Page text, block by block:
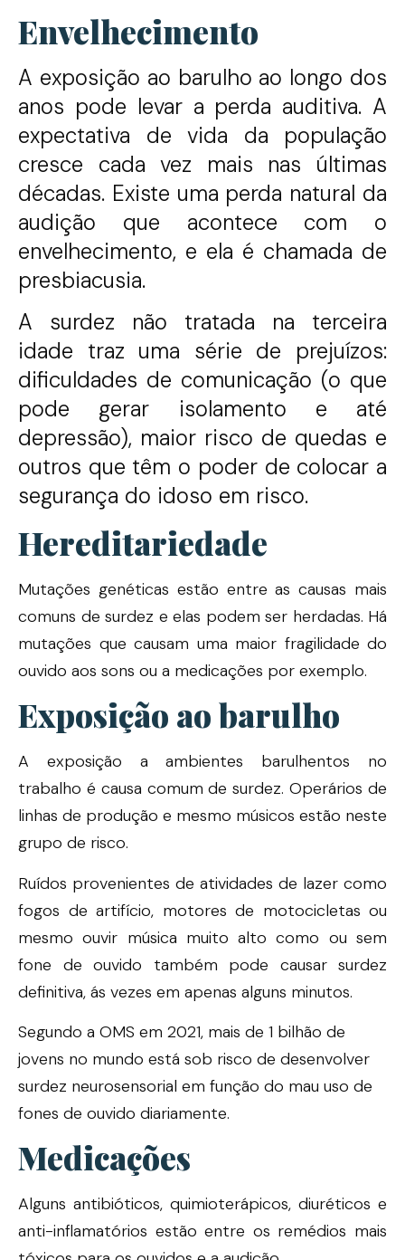
Envelhecimento
A exposição ao barulho ao longo dos
anos pode levar a perda auditiva. A
expectativa de vida da população
cresce cada vez mais nas últimas
décadas. Existe uma perda natural da
audição que acontece com o
envelhecimento, e ela é chamada de
presbiacusia.
A surdez não tratada na terceira
idade traz uma série de prejuízos:
dificuldades de comunicação (o que
pode gerar isolamento e até
depressão), maior risco de quedas e
outros que têm o poder de colocar a
segurança do idoso em risco.
Hereditariedade
Mutações genéticas estão entre as causas mais
comuns de surdez e elas podem ser herdadas. Há
mutações que causam uma maior fragilidade do
ouvido aos sons ou a medicações por exemplo.
Exposição ao barulho
A exposição a ambientes barulhentos no
trabalho é causa comum de surdez. Operários de
linhas de produção e mesmo músicos estão neste
grupo de risco.
Ruídos provenientes de atividades de lazer como
fogos de artifício, motores de motocicletas ou
mesmo ouvir música muito alto como ou sem
fone de ouvido também pode causar surdez
definitiva, ás vezes em apenas alguns minutos.
Segundo a OMS em 2021, mais de 1 bilhão de
jovens no mundo está sob risco de desenvolver
surdez neurosensorial em função do mau uso de
fones de ouvido diariamente.
Medicações
Alguns antibióticos, quimioterápicos, diuréticos e
anti-inflamatórios estão entre os remédios mais